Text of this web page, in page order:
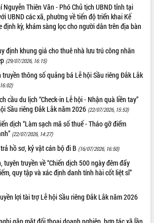
Nguyễn Thiên Văn - Phó Chủ tịch UBND tỉnh tại
UBND các xã, phường về tiến độ triển khai Kế
định kỳ, khám sàng lọc cho người dân trên địa bàn
định khung giá cho thuê nhà lưu trú công nhân
(29/07/2026, 16:15)
truyền thông số quảng bá Lễ hội Sầu riêng Đắk Lắk
cầu du lịch “Check-in Lễ hội - Nhận quà liền tay”
Sầu riêng Đắk Lắk năm 2026 (22/07/2026, 15:53)
dịch “Làm sạch mã số thuế - Tháo gỡ điểm
(22/07/2026, 14:27)
hồ sơ, kỷ vật cán bộ đi B (16/07/2026, 16:50)
truyền về “Chiến dịch 500 ngày đêm đẩy
quy tập và xác định danh tính hài cốt liệt sĩ”
lợi tài trợ Lễ hội Sầu riêng Đắk Lắk năm 2026